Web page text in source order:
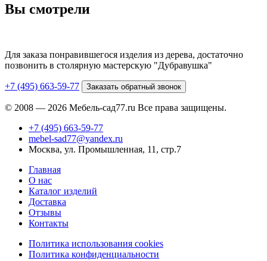
Вы смотрели
Для заказа понравившегося изделия из дерева, достаточно
позвонить в столярную мастерскую "Дубравушка"
+7 (495) 663-59-77 Заказать обратный звонок
© 2008 — 2026 Мебель-сад77.ru Все права защищены.
+7 (495) 663-59-77
mebel-sad77@yandex.ru
Москва, ул. Промышленная, 11, стр.7
Главная
О нас
Каталог изделий
Доставка
Отзывы
Контакты
Политика использования cookies
Политика конфиденциальности